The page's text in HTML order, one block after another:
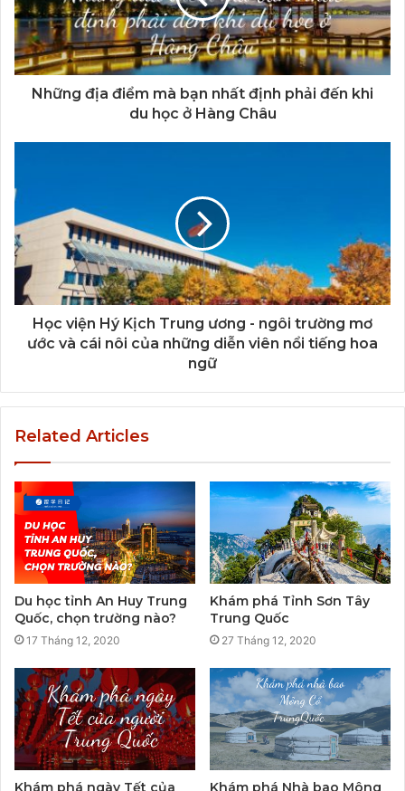
Những địa điểm mà bạn nhất định phải đến khi
du học ở Hàng Châu
Học viện Hý Kịch Trung ương - ngôi trường mơ
ước và cái nôi của những diễn viên nổi tiếng hoa
ngữ
Related Articles
Du học tỉnh An Huy Trung
Quốc, chọn trường nào?
17 Tháng 12, 2020
Khám phá Tỉnh Sơn Tây
Trung Quốc
27 Tháng 12, 2020
Khám phá ngày Tết của Khám phá Nhà bao Mông